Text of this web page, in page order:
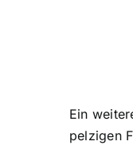
Ein
pelzigen